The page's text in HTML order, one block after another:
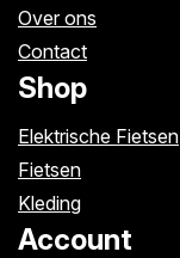
Over ons
Contact
Shop
Elektrische Fietsen
Fietsen
Kleding
Account